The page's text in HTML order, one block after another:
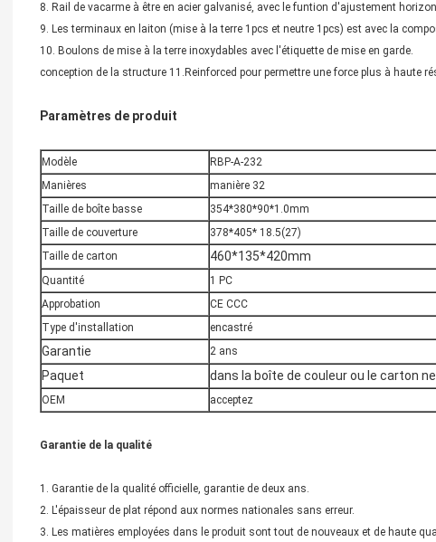
8. Rail de vacarme à être en acier galvanisé, avec le funtion d'ajustement
9. Les terminaux en laiton (mise à la terre 1pcs et neutre 1pcs) est avec la
10. Boulons de mise à la terre inoxydables avec l'étiquette de mise en garde.
conception de la structure 11.Reinforced pour permettre une force plus à haute
Paramètres de produit
Modèle
RBP-A-232
Manières
manière 32
Taille de boîte basse
354*380*90*1.0mm
Taille de couverture
378*405* 18.5(27)
Taille de carton
460*135*420mm
Quantité
1 PC
Approbation
CE CCC
Type d'installation
encastré
Garantie 2 ans
Paquet dans la boîte de couleur ou le carton
OEM acceptez
Garantie de la qualité
1. Garantie de la qualité officielle, garantie de deux ans.
2. L'épaisseur de plat répond aux normes nationales sans erreur.
3. Les matières employées dans le produit sont tout de nouveaux et de haute